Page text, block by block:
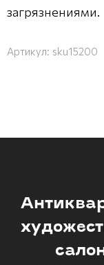
загрязнениями.
Артикул: sku15200